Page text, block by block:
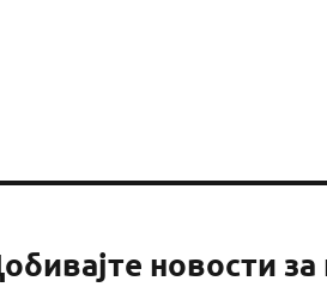
новости